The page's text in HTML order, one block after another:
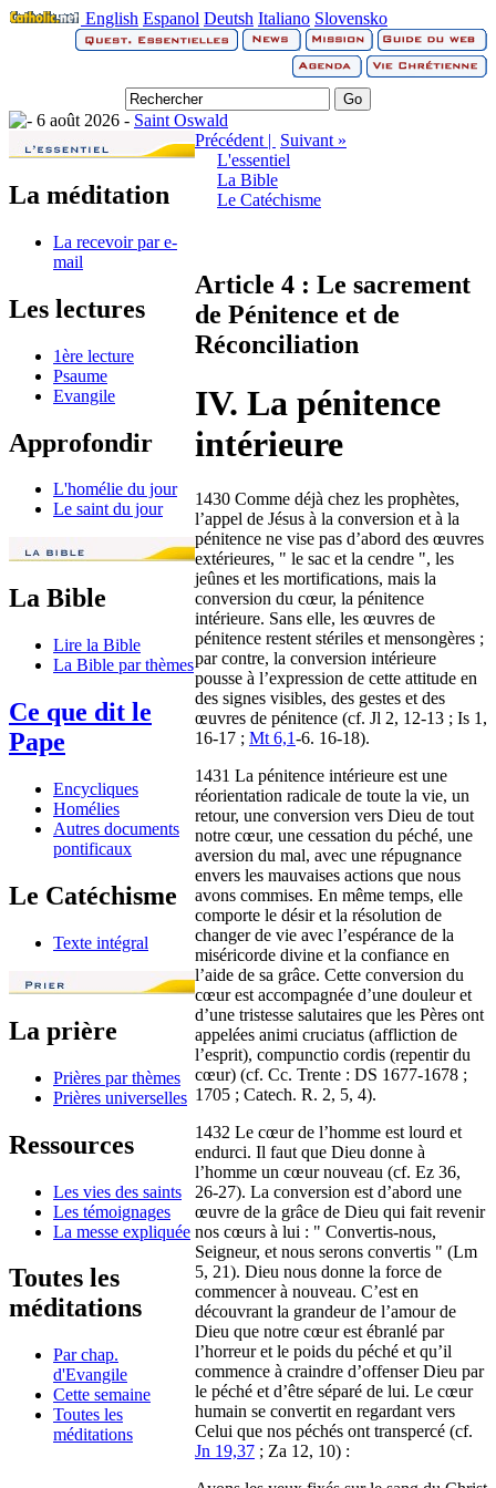
English Espanol Deutsh Italiano Slovensko
6 août 2026 - Saint Oswald
La méditation
La recevoir par e-
mail
Les lectures
1ère lecture
Psaume
Evangile
Approfondir
L'homélie du jour
Le saint du jour
La Bible
Lire la Bible
La Bible par thèmes
Ce que dit le
Pape
Encycliques
Homélies
Autres documents
pontificaux
Le Catéchisme
Texte intégral
La prière
Prières par thèmes
Prières universelles
Ressources
Les vies des saints
Les témoignages
La messe expliquée
Toutes les
méditations
Par chap.
d'Evangile
Cette semaine
Toutes les
méditations
Précédent | Suivant »
L'essentiel
La Bible
Le Catéchisme
Article 4 : Le sacrement
de Pénitence et de
Réconciliation
IV. La pénitence
intérieure
1430 Comme déjà chez les prophètes,
l’appel de Jésus à la conversion et à la
pénitence ne vise pas d’abord des œuvres
extérieures, " le sac et la cendre ", les
jeûnes et les mortifications, mais la
conversion du cœur, la pénitence
intérieure. Sans elle, les œuvres de
pénitence restent stériles et mensongères ;
par contre, la conversion intérieure
pousse à l’expression de cette attitude en
des signes visibles, des gestes et des
œuvres de pénitence (cf. Jl 2, 12-13 ; Is 1,
16-17 ; Mt 6,1-6. 16-18).
1431 La pénitence intérieure est une
réorientation radicale de toute la vie, un
retour, une conversion vers Dieu de tout
notre cœur, une cessation du péché, une
aversion du mal, avec une répugnance
envers les mauvaises actions que nous
avons commises. En même temps, elle
comporte le désir et la résolution de
changer de vie avec l’espérance de la
miséricorde divine et la confiance en
l’aide de sa grâce. Cette conversion du
cœur est accompagnée d’une douleur et
d’une tristesse salutaires que les Pères ont
appelées animi cruciatus (affliction de
l’esprit), compunctio cordis (repentir du
cœur) (cf. Cc. Trente : DS 1677-1678 ;
1705 ; Catech. R. 2, 5, 4).
1432 Le cœur de l’homme est lourd et
endurci. Il faut que Dieu donne à
l’homme un cœur nouveau (cf. Ez 36,
26-27). La conversion est d’abord une
œuvre de la grâce de Dieu qui fait revenir
nos cœurs à lui : " Convertis-nous,
Seigneur, et nous serons convertis " (Lm
5, 21). Dieu nous donne la force de
commencer à nouveau. C’est en
découvrant la grandeur de l’amour de
Dieu que notre cœur est ébranlé par
l’horreur et le poids du péché et qu’il
commence à craindre d’offenser Dieu par
le péché et d’être séparé de lui. Le cœur
humain se convertit en regardant vers
Celui que nos péchés ont transpercé (cf.
Jn 19,37 ; Za 12, 10) :